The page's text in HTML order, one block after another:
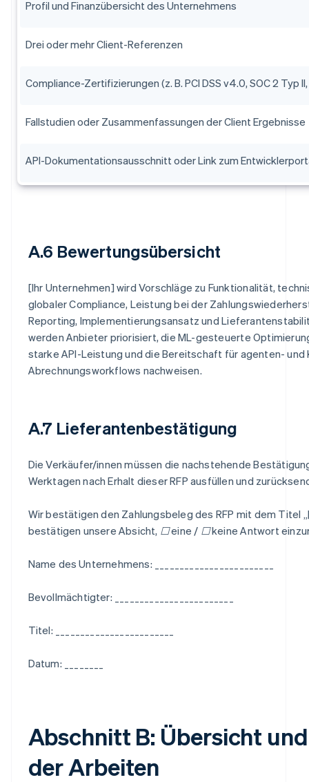
Profil und Finanzübersicht des Unternehmens
Drei oder mehr Client-Referenzen
Compliance-Zertifizierungen (z. B. PCI DSS v4.0, SOC 2 Typ
Fallstudien oder Zusammenfassungen der Client Ergebnisse
API-Dokumentationsausschnitt oder Link zum
A.6 Bewertungsübersicht
[Ihr Unternehmen] wird Vorschläge zu Funktionalität,
globaler Compliance, Leistung bei der
Reporting, Implementierungsansatz und
werden Anbieter priorisiert, die ML-gesteuerte
starke API-Leistung und die Bereitschaft für agenten- und
Abrechnungsworkflows nachweisen.
A.7 Lieferantenbestätigung
Die Verkäufer/innen müssen die nachstehende
Werktagen nach Erhalt dieser RFP ausfüllen und
Wir bestätigen den Zahlungsbeleg des RFP mit dem Titel
bestätigen unsere Absicht, ☐ eine / ☐ keine Antwort
Name des Unternehmens: ________________________
Bevollmächtigter: ________________________
Titel: ________________________
Datum: ________
Abschnitt B: Übersicht
der Arbeiten